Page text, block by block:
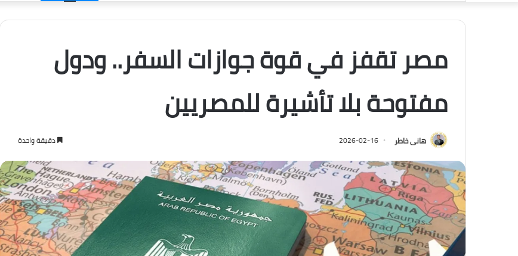
مصر تقفز في قوة جوازات السفر.. ودول
مفتوحة بلا تأشيرة للمصريين
هانى خاطر 2026-02-16 دقيقة واحدة